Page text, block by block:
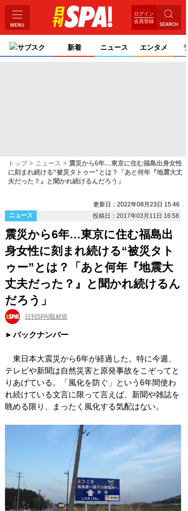
ログイン
会員登録
サブスク 新着 ニュース エンタメ
トップ ニュース
震災から6年…東京に住む福島出身女性
に刻まれ続ける“被災タトゥー”とは？「あと何年『地震大丈
夫だった？』と聞かれ続けるんだろう」
更新日：2022年08月23日 15:46
ニュース
投稿日：2017年03月11日 16:58
震災から6年…東京に住む福島出
身女性に刻まれ続ける“被災タト
ゥー”とは？「あと何年『地震大
丈夫だった？』と聞かれ続けるん
だろう」
日刊SPA!取材班
バックナンバー
東日本大震災から6年が経過した。特に今週、
テレビや新聞は自然災害と原発事故をこぞってと
りあげている。「風化を防ぐ」という6年間使わ
れ続けている文言に限って言えば、新聞や雑誌を
眺める限り、まったく風化する気配はない。